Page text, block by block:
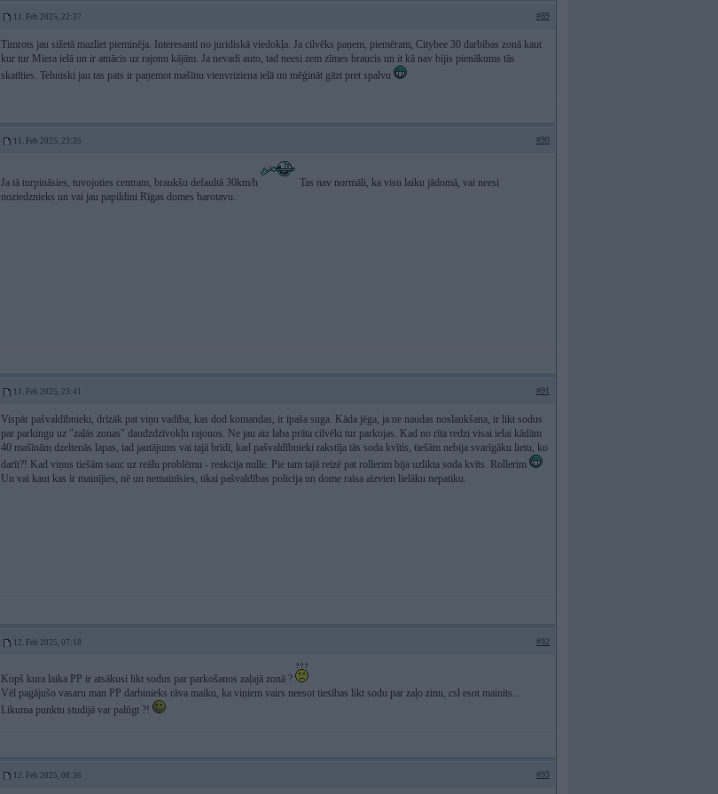
11. Feb 2025, 22:37 #89
Timrots jau sižetā mazliet pieminēja. Interesanti no juridiskā viedokļa. Ja cilvēks paņem, piemēram, Citybee 30 darbības zonā kaut
kur tur Miera ielā un ir atnācis uz rajonu kājām. Ja nevadi auto, tad neesi zem zīmes braucis un it kā nav bijis pienākums tās
skatīties. Tehniski jau tas pats ir paņemot mašīnu vienvriziena ielā un mēģināt gāzt pret spalvu
11. Feb 2025, 23:35 #90
Ja tā turpināsies, tuvojoties centram, braukšu defaultā 30km/h
Tas nav normāli, ka visu laiku jādomā, vai neesi
noziedznieks un vai jau papildini Rīgas domes barotavu.
11. Feb 2025, 23:41 #91
Vispār pašvaldībnieki, drīzāk pat viņu vadība, kas dod komandas, ir īpaša suga. Kāda jēga, ja ne naudas noslaukšana, ir likt sodus
par parkingu uz "zaļās zonas" daudzdzīvokļu rajonos. Ne jau aiz laba prāta cilvēki tur parkojas. Kad no rīta redzi visai ielai kādām
40 mašīnām dzeltenās lapas, tad jautājums vai tajā brīdī, kad pašvaldībnieki rakstīja tās soda kvītis, tiešām nebija svarīgāku lietu, ko
darīt?! Kad viņus tiešām sauc uz reālu problēmu - reakcija nulle. Pie tam tajā reizē pat rollerim bija uzlikta soda kvīts. Rollerim
Un vai kaut kas ir mainījies, nē un nemainīsies, tikai pašvaldības policija un dome raisa aizvien lielāku nepatiku.
12. Feb 2025, 07:18 #92
Kopš kura laika PP ir atsākusi likt sodus par parkošanos zaļajā zonā ?
Vēl pagājušo vasaru man PP darbinieks rāva maiku, ka viņiem vairs neesot tiesības likt sodu par zaļo zinu, csl esot mainīts...
Likuma punktu studijā var palūgt ?!
12. Feb 2025, 08:36 #93